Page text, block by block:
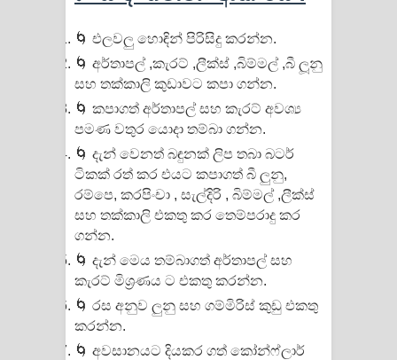
🌀 එලවලු හොඳින් පිරිසිදු කරන්න.
🌀 අර්තාපල් ,කැරට් ,ලීක්ස් ,බිම්මල් ,බී ලූනු
සහ තක්කාලි කුඩාවට කපා ගන්න.
🌀 කපාගත් අර්තාපල් සහ කැරට් අවශ්‍ය
පමණ වතුර යොදා තම්බා ගන්න.
🌀 දැන් වෙනත් බඳුනක් ලිප තබා බටර්
ටිකක් රත් කර එයට කපාගත් බී ලුනු,
රම්පෙ, කරපිංචා , සැල්දිරි , බිම්මල් ,ලීක්ස්
සහ තක්කාලි එකතු කර තෙම්පරාදු කර
ගන්න.
🌀 දැන් මෙය තම්බාගත් අර්තාපල් සහ
කැරට් මිශ්‍රණය ට එකතු කරන්න.
🌀 රස අනුව ලුනු සහ ගම්මිරිස් කුඩු එකතු
කරන්න.
🌀 අවසානයට දියකර ගත් කෝන්ෆ්ලාර්